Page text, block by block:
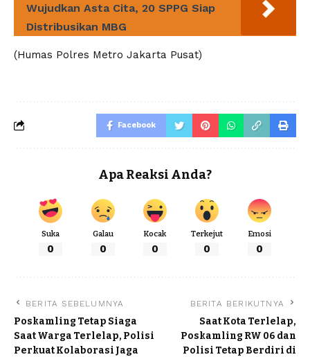
Wujudkan Asta Cita, 20 SPPG Siap
Distribusikan MBG
(Humas Polres Metro Jakarta Pusat)
Facebook
Apa Reaksi Anda?
Suka
0
Galau
0
Kocak
0
Terkejut
0
Emosi
0
BERITA SEBELUMNYA
Poskamling Tetap Siaga
Saat Warga Terlelap, Polisi
Perkuat Kolaborasi Jaga
BERITA BERIKUTNYA
Saat Kota Terlelap,
Poskamling RW 06 dan
Polisi Tetap Berdiri di